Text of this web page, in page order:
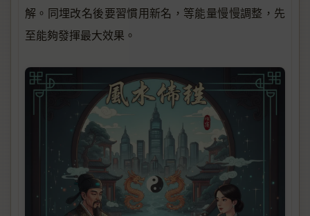
解。同埋改名後要習慣用新名，等能量慢慢調整，先
至能夠發揮最大效果。